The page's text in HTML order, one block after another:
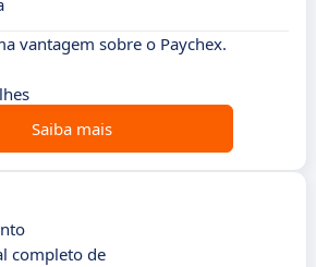
vantagem sobre o Paychex.
Saiba mais
completo de